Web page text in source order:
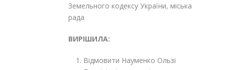
Земельного кодексу України, міська
рада
ВИРІШИЛА:
Відмовити Науменко Ользі